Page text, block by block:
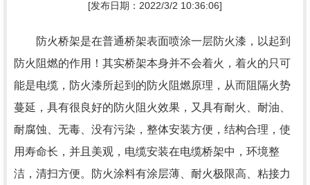
[发布日期：2022/3/2 10:36:06]
防火桥架是在普通桥架表面喷涂一层防火漆，以起到
防火阻燃的作用！其实桥架本身并不会着火，着火的只可
能是电缆，防火漆所起到的防火阻燃原理，从而阻隔火势
蔓延，具有很良好的防火阻火效果，又具有耐火、耐油、
耐腐蚀、无毒、没有污染，整体安装方便，结构合理，使
用寿命长，并且美观，电缆安装在电缆桥架中，环境整
洁，清扫方便。防火涂料有涂层薄、耐火极限高、粘接力